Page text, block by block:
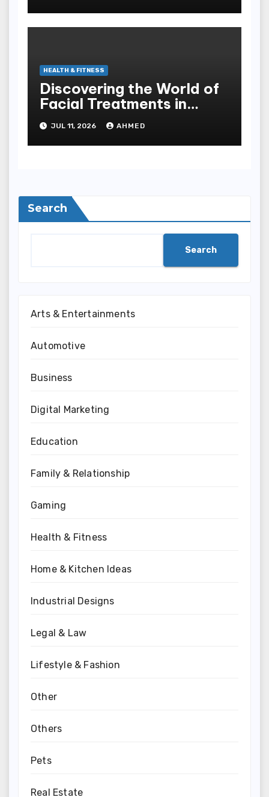
HEALTH & FITNESS
Discovering the World of
Facial Treatments in
Singapore
JUL 11, 2026 AHMED
Search
Search
Arts & Entertainments
Automotive
Business
Digital Marketing
Education
Family & Relationship
Gaming
Health & Fitness
Home & Kitchen Ideas
Industrial Designs
Legal & Law
Lifestyle & Fashion
Other
Others
Pets
Real Estate